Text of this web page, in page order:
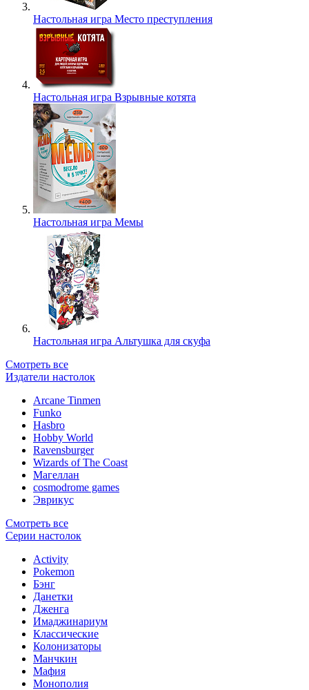
Настольная игра Место преступления
Настольная игра Взрывные котята
Настольная игра Мемы
Настольная игра Альтушка для скуфа
Смотреть все
Издатели настолок
Arcane Tinmen
Funko
Hasbro
Hobby World
Ravensburger
Wizards of The Coast
Магеллан
сosmodrome games
Эврикус
Смотреть все
Серии настолок
Activity
Pokemon
Бэнг
Данетки
Дженга
Имаджинариум
Классические
Колонизаторы
Манчкин
Мафия
Монополия